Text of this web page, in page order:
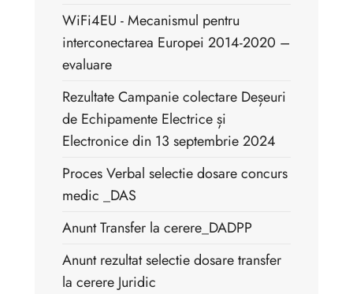
WiFi4EU - Mecanismul pentru
interconectarea Europei 2014-2020 –
evaluare
Rezultate Campanie colectare Deșeuri
de Echipamente Electrice și
Electronice din 13 septembrie 2024
Proces Verbal selectie dosare concurs
medic _DAS
Anunt Transfer la cerere_DADPP
Anunt rezultat selectie dosare transfer
la cerere Juridic